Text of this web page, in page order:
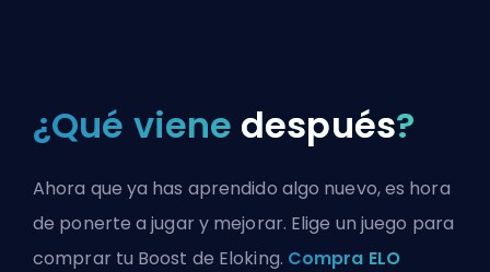
¿Qué viene después?
Ahora que ya has aprendido algo nuevo, es hora
de ponerte a jugar y mejorar. Elige un juego para
comprar tu Boost de Eloking. Compra ELO